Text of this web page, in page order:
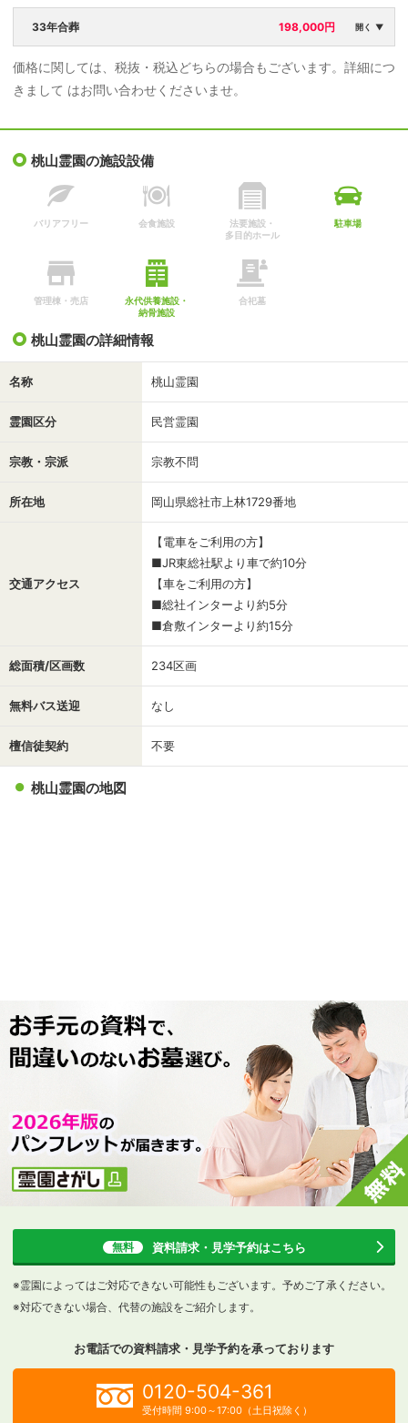
9,450円
年間管理料：
9,975円
33年合葬 198,000円 開く ▼
安置方法：
個別
永代使用料：
198,000円
年間管理料：
33,000円
価格に関しては、税抜・税込どちらの場合もございます。詳細につ
きまして はお問い合わせくださいませ。
桃山霊園の施設設備
バリアフリー 会食施設
法要施設・
多目的ホール
駐車場
管理棟・売店
永代供養施設・
納骨施設
合祀墓
桃山霊園の詳細情報
名称 桃山霊園
霊園区分 民営霊園
宗教・宗派 宗教不問
所在地 岡山県総社市上林1729番地
交通アクセス
【電車をご利用の方】
■JR東総社駅より車で約10分
【車をご利用の方】
■総社インターより約5分
■倉敷インターより約15分
総面積/区画数 234区画
無料バス送迎 なし
檀信徒契約 不要
桃山霊園の地図
無料 資料請求・見学予約はこちら
※霊園によってはご対応できない可能性もございます。予めご了承ください。
※対応できない場合、代替の施設をご紹介します。
お電話での資料請求・見学予約を承っております
0120-504-361
受付時間 9:00～17:00（土日祝除く）